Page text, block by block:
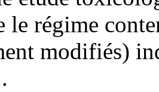
le régime
modifiés)